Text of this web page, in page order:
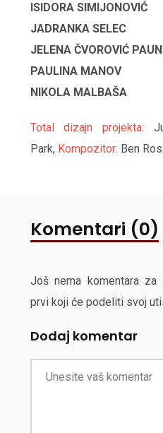
ISIDORA SIMIJONOVIĆ
JADRANKA SELEC
JELENA ČVOROVIĆ
PAULINA MANOV
NIKOLA MALBAŠA
Total dizajn projekta:
Park, Kompozitor: Ben
Komentari (0)
Još nema komentara za
prvi koji će podeliti svoj
Dodaj komentar